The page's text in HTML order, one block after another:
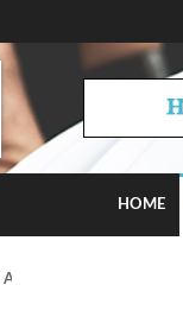
HOME
draagt met